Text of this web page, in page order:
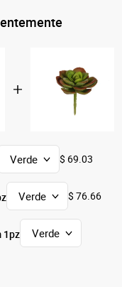
$ 69.03
$ 76.66
1pz